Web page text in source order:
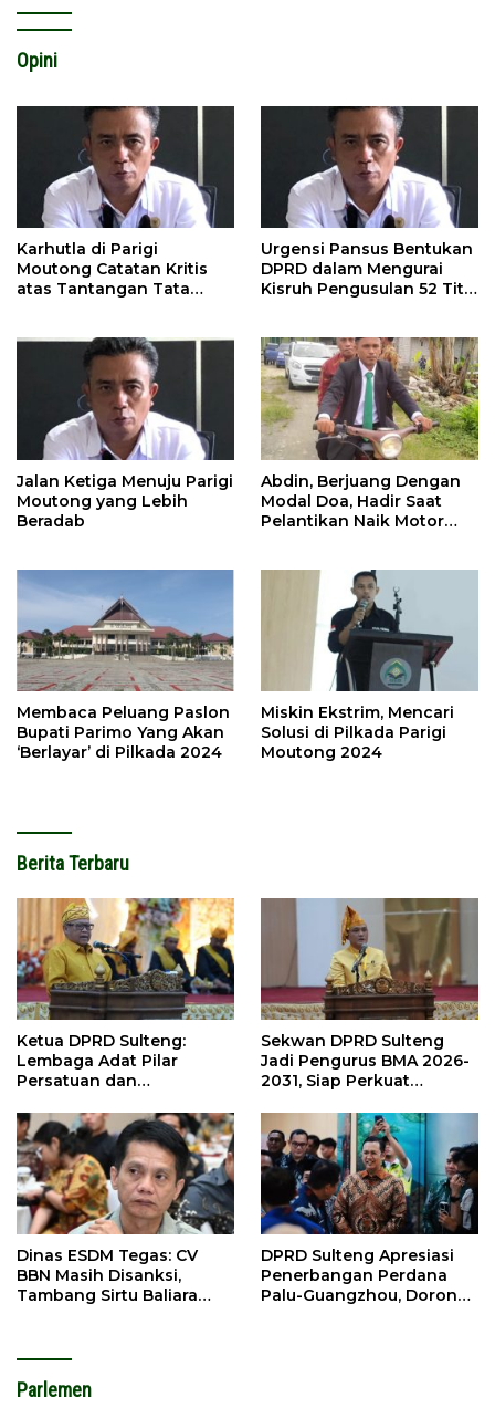
Opini
Karhutla di Parigi
Moutong Catatan Kritis
atas Tantangan Tata
Urgensi Pansus Bentukan
DPRD dalam Mengurai
Kisruh Pengusulan 52 Titik
Jalan Ketiga Menuju Parigi
Moutong yang Lebih
Beradab
Abdin, Berjuang Dengan
Modal Doa, Hadir Saat
Pelantikan Naik Motor
Membaca Peluang Paslon
Bupati Parimo Yang Akan
‘Berlayar’ di Pilkada 2024
Miskin Ekstrim, Mencari
Solusi di Pilkada Parigi
Moutong 2024
Berita Terbaru
Ketua DPRD Sulteng:
Lembaga Adat Pilar
Persatuan dan
Sekwan DPRD Sulteng
Jadi Pengurus BMA 2026-
2031, Siap Perkuat
Dinas ESDM Tegas: CV
BBN Masih Disanksi,
Tambang Sirtu Baliara
DPRD Sulteng Apresiasi
Penerbangan Perdana
Palu-Guangzhou, Dorong
Parlemen